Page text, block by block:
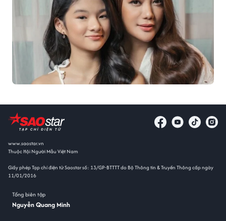
www.saostar.vn
Thuộc Hội Người Mẫu Việt Nam
Giấy phép Tạp chí điện tử Saostar số: 13/GP-BTTTT do Bộ Thông tin & Truyền Thông cấp ngày
11/01/2016
Tổng biên tập
Nguyễn Quang Minh